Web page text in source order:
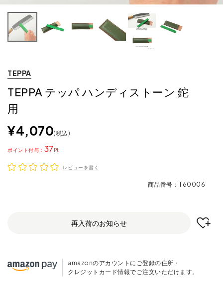
TEPPA
TEPPA テッパ ハンディストーン 鉈
用
¥4,070 税込
37
ポイント
レビューを書く
商品番号 T60006
再入荷のお知らせ
amazonのアカウントにご登録の住所・
クレジットカード情報でご注文いただけます。